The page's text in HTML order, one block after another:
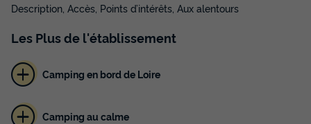
Description, Accès, Points d’intérêts, Aux alentours
Les Plusde l'établissement
Camping en bord de Loire
Camping au calme